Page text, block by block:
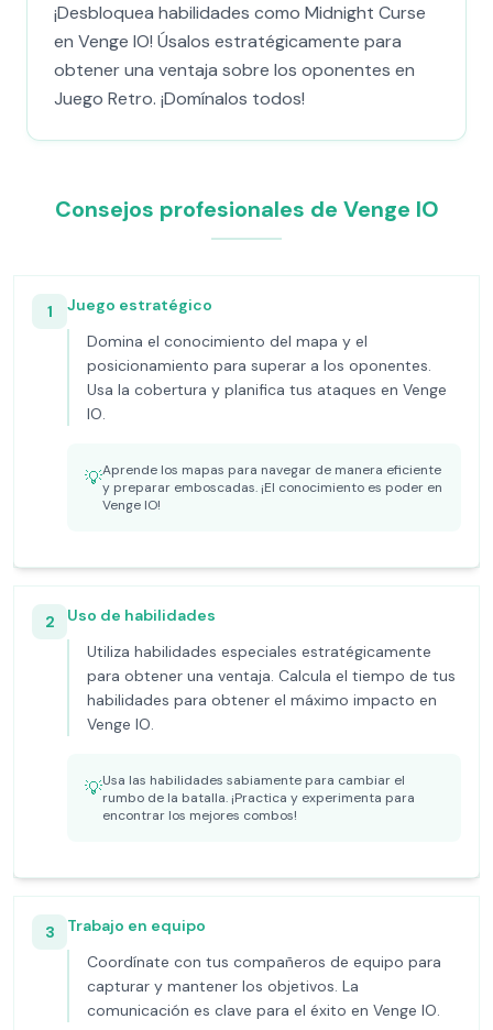
¡Desbloquea habilidades como Midnight Curse
en Venge IO! Úsalos estratégicamente para
obtener una ventaja sobre los oponentes en
Juego Retro. ¡Domínalos todos!
Consejos profesionales de Venge IO
1
Juego estratégico
Domina el conocimiento del mapa y el
posicionamiento para superar a los oponentes.
Usa la cobertura y planifica tus ataques en Venge
IO.
💡Aprende los mapas para navegar de manera eficiente
y preparar emboscadas. ¡El conocimiento es poder en
Venge IO!
2
Uso de habilidades
Utiliza habilidades especiales estratégicamente
para obtener una ventaja. Calcula el tiempo de tus
habilidades para obtener el máximo impacto en
Venge IO.
💡Usa las habilidades sabiamente para cambiar el
rumbo de la batalla. ¡Practica y experimenta para
encontrar los mejores combos!
3
Trabajo en equipo
Coordínate con tus compañeros de equipo para
capturar y mantener los objetivos. La
comunicación es clave para el éxito en Venge IO.